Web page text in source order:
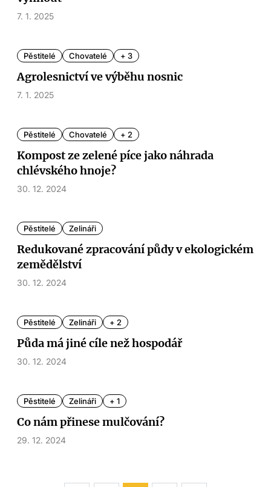
7. 1. 2025
Pěstitelé Chovatelé + 3
Agrolesnictví ve výběhu nosnic
7. 1. 2025
Pěstitelé Chovatelé + 2
Kompost ze zelené píce jako náhrada
chlévského hnoje?
30. 12. 2024
Pěstitelé Zelináři
Redukované zpracování půdy v ekologickém
zemědělství
30. 12. 2024
Pěstitelé Zelináři + 2
Půda má jiné cíle než hospodář
30. 12. 2024
Pěstitelé Zelináři + 1
Co nám přinese mulčování?
29. 12. 2024